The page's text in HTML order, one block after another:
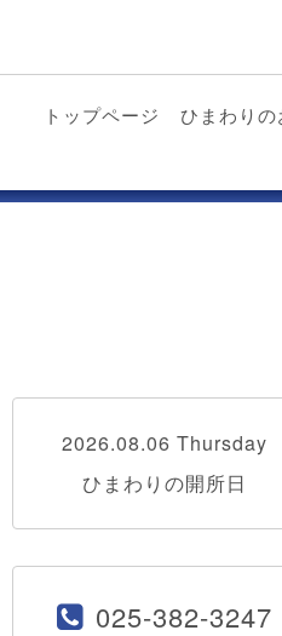
トップページ ひまわり
2026.08.06 Thursday
ひまわりの開所日
025-382-3247